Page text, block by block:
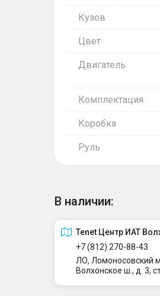
Кузов
Цвет
Двигатель
Комплектация
Коробка
Руль
В наличии:
Tenet Центр ИАТ
+7 (812) 270-88-43
ЛО, Ломоносовский
Волхонское ш., д. 3,